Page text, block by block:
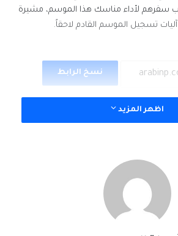
سفرهم لأداء مناسك هذا الموسم، مشيرة
تسجيل الموسم القادم لاحقاً.
نسخ الرابط
اظهر المزيد